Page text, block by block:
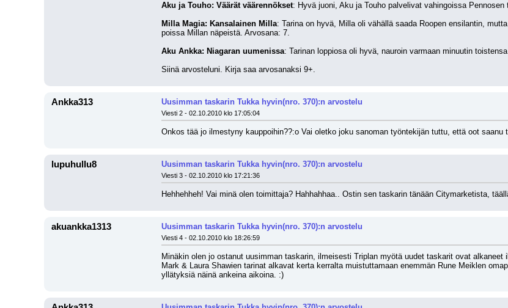
Aku ja Touho: Väärät väärennökset: Hyvä juoni, Aku ja Touho palvelivat vahingoissa
Milla Magia: Kansalainen Milla: Tarina on hyvä, Milla oli vähällä saada Roopen ensilantin,
poissa Millan näpeistä. Arvosana: 7.
Aku Ankka: Niagaran uumenissa: Tarinan loppiosa oli hyvä, nauroin varmaan minuutin
Siinä arvosteluni. Kirja saa arvosanaksi 9+.
Ankka313 Uusimman taskarin Tukka hyvin(nro. 370):n arvostelu
Viesti 2 - 02.10.2010 klo 17:05:04
Onkos tää jo ilmestyny kauppoihin??:o Vai oletko joku sanoman työntekijän tuttu, että oot saanu
lupuhullu8 Uusimman taskarin Tukka hyvin(nro. 370):n arvostelu
Viesti 3 - 02.10.2010 klo 17:21:36
Hehhehheh! Vai minä olen toimittaja? Hahhahhaa.. Ostin sen taskarin tänään Citymarketista,
akuankka1313 Uusimman taskarin Tukka hyvin(nro. 370):n arvostelu
Viesti 4 - 02.10.2010 klo 18:26:59
Minäkin olen jo ostanut uusimman taskarin, ilmeisesti Triplan myötä uudet taskarit ovat alkaneet
Mark & Laura Shawien tarinat alkavat kerta kerralta muistuttamaan enemmän Rune Meiklen
yllätyksiä näinä ankeina aikoina. :)